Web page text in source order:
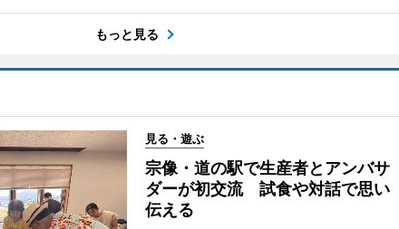
もっと見る
見る・遊ぶ
宗像・道の駅で生産者とアンバサ
ダーが初交流 試食や対話で思い
伝える